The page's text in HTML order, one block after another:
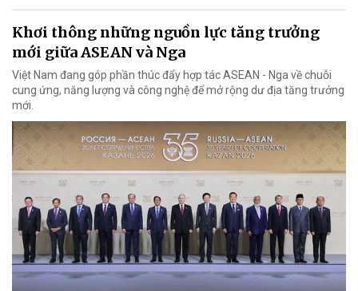
Khơi thông những nguồn lực tăng trưởng
mới giữa ASEAN và Nga
Việt Nam đang góp phần thúc đẩy hợp tác ASEAN - Nga về chuỗi
cung ứng, năng lượng và công nghệ để mở rộng dư địa tăng trưởng
mới.